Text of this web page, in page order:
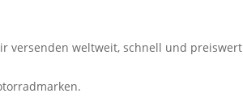
versenden weltweit, schnell und preiswert